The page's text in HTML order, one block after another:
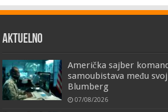
AKTUELNO
Američka sajber
samoubistava među
Blumberg
07/08/2026